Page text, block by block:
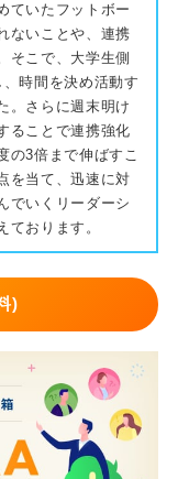
ていたフットボー
ないことや、連携
そこで、大学生側
時間を決め活動す
。さらに週末明け
ることで連携強化
の3倍まで伸ばすこ
を当て、迅速に対
でいくリーダーシ
ております。
)